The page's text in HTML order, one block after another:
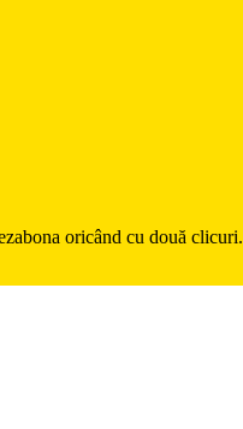
oricând cu două clicuri.